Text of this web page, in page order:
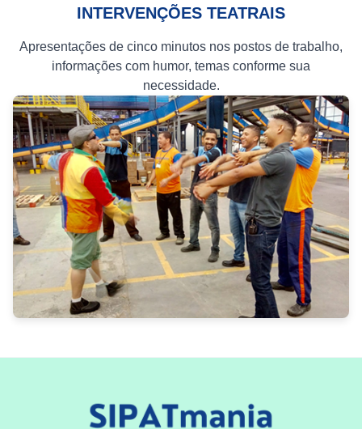
INTERVENÇÕES TEATRAIS
Apresentações de cinco minutos nos postos de trabalho,
informações com humor, temas conforme sua
necessidade.